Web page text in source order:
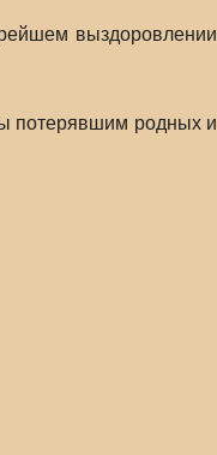
выздоровлении
потерявшим родных и